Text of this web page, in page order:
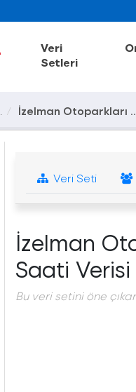
Veri
Setleri
İzelman Otoparkları
Veri Seti
İzelman
Saati
Bu veri setini öne